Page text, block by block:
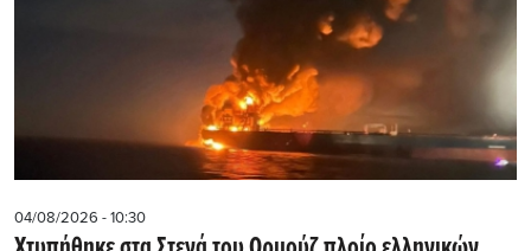
04/08/2026 - 10:30